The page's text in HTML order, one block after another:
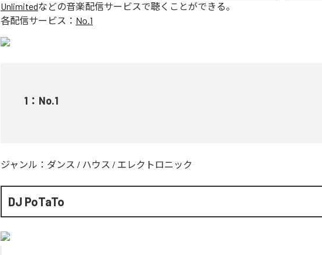
Unlimitedなどの音楽配信サービスで聴くことができる。
各配信サービス： No.1
1 ： No.1
ジャンル： ダンス / ハウス / エレクトロニック
DJ PoTaTo